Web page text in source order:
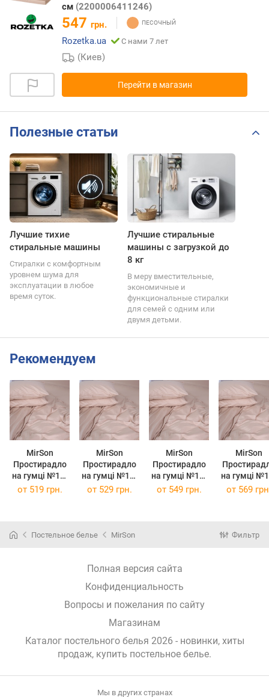
см (2200006411246)
547 грн.
Rozetka.ua
С нами 7 лет
(Киев)
Перейти в магазин
Полезные статьи
Лучшие тихие
стиральные машины
Стиралки с комфортным
уровнем шума для
эксплуатации в любое
время суток.
Лучшие стиральные
машины с загрузкой до
8 кг
В меру вместительные,
экономичные и
функциональные стиралки
для семей с одним или
двумя детьми.
Рекомендуем
MirSon
Простирадло
на гумці №15-
1214 Warm
190 см
MirSon
Простирадло
на гумці №15-
1214 Warm
200 см
MirSon
Простирадло
на гумці №15-
1214 Warm
MirSon
на гумці №15-
1214
220 см
от 519 грн. от 529 грн. от 549 грн. от 569
Постельное белье MirSon Фильтр
Полная версия сайта
Конфиденциальность
Вопросы и пожелания по сайту
Магазинам
Каталог постельного белья 2026 - новинки, хиты
продаж, купить постельное белье.
Мы в других странах